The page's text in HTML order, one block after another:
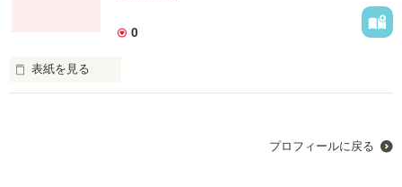
0
表紙を見る
プロフィールに戻る